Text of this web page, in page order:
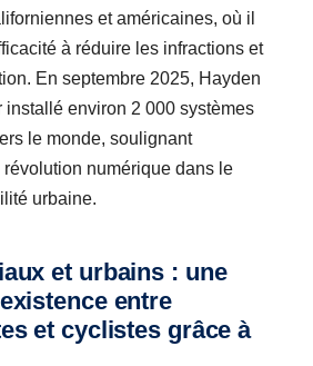
et américaines, où il
à réduire les infractions et
En septembre 2025, Hayden
installé environ 2 000 systèmes
le monde, soulignant
révolution numérique dans le
urbaine.
et urbains : une
entre
et cyclistes grâce à